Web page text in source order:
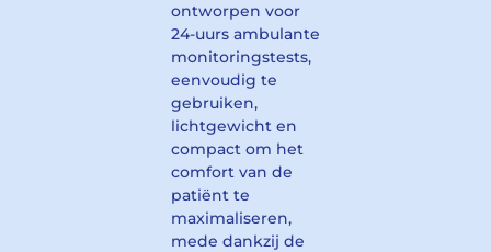
ontworpen voor
24-uurs ambulante
monitoringstests,
eenvoudig te
gebruiken,
lichtgewicht en
compact om het
comfort van de
patiënt te
maximaliseren,
mede dankzij de